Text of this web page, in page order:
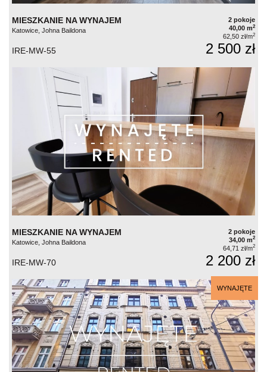
MIESZKANIE NA WYNAJEM
Katowice, Johna Baildona
2 pokoje
40,00 m2
62,50 zł/m2
IRE-MW-55 2 500 zł
MIESZKANIE NA WYNAJEM
Katowice, Johna Baildona
2 pokoje
34,00 m2
64,71 zł/m2
IRE-MW-70 2 200 zł
WYNAJĘTE